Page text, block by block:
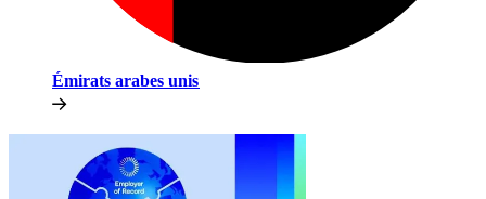
Émirats arabes unis​​